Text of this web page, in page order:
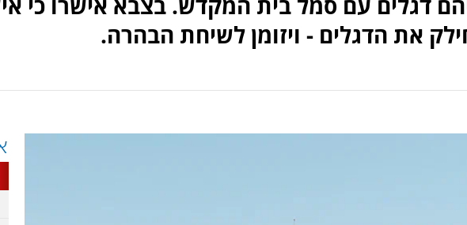
דגלים עם סמל בית המקדש. בצבא אישרו כי
את הדגלים - ויזומן לשיחת הבהרה.